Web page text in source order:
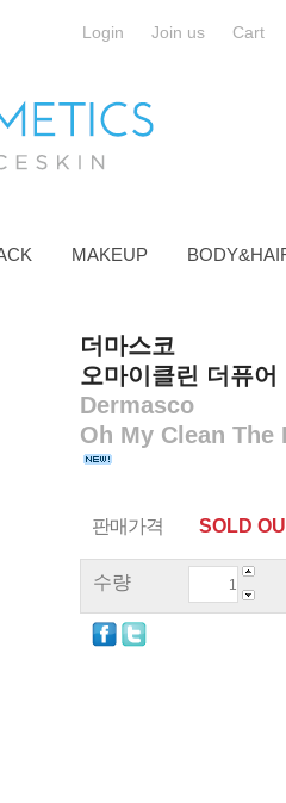
Login Join us Cart
MAKEUP
더마스코
오마이클린 더퓨
Dermasco
Oh My Clean The
판매가격 SOLD
수량